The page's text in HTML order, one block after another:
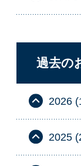
過去の
2026
2025